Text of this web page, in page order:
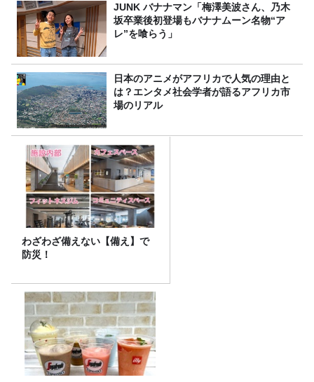
JUNK バナナマン「梅澤美波さん、乃木
坂卒業後初登場もバナナムーン名物“ア
レ”を喰らう」
日本のアニメがアフリカで人気の理由と
は？エンタメ社会学者が語るアフリカ市
場のリアル
わざわざ備えない【備え】で
防災！